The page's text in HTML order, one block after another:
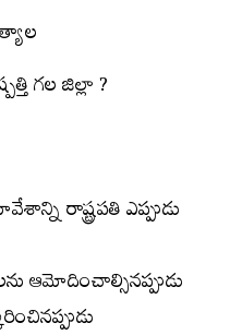
గల జిల్లా ?
రాష్ట్రపతి ఎప్పుడు
ఆమోదించాల్సినప్పుడు